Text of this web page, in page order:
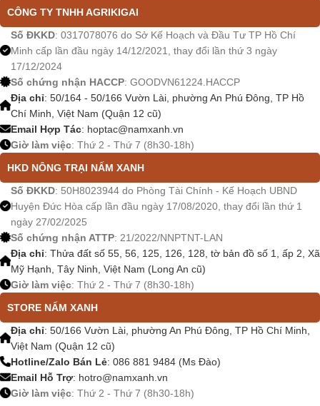
CÔNG TY TNHH AGRIKIGAI
Số ĐKKD: 0317078076 do Sở Kế Hoạch và Đầu Tư TP Hồ Chí
Minh cấp lần đầu ngày 14/12/2021, thay đổi lần thứ 3 ngày
17/12/2024
Số chứng nhận HACCP: GOODVN61224.HACCP
Địa chỉ: 50/164 - 50/166 Vườn Lài, phường An Phú Đông, TP Hồ
Chí Minh, Việt Nam (Quận 12 cũ)
Email Hợp Tác: hoptac@namxanh.vn
Giờ làm việc: Thứ 2 - Thứ 7 (8h30-18h)
HKD NÔNG TRẠI NẤM XANH
Số ĐKKD: 50H8023944 do Phòng Tài Chính - Kế Hoạch UBND
Huyện Đức Hòa cấp lần đầu ngày 17/08/2020, thay đổi lần thứ 1
ngày 27/02/2025
Số chứng nhận ATTP: 21/2022/NNPTNT-LAN
Địa chỉ: Thửa đất số 55, 56, 125, 126, 128, tờ bản đồ số 1, ấp 2, Xã
Mỹ Hạnh, Tây Ninh, Việt Nam (Long An cũ)
Giờ làm việc: Thứ 2 - Thứ 7 (8h30-18h)
STORE NẤM XANH
Địa chỉ: 50/166 Vườn Lài, phường An Phú Đông, TP Hồ Chí Minh,
Việt Nam (Quận 12 cũ)
Hotline/Zalo Bán Lẻ: 086 881 9484 (Ms Đào)
Email Hỗ Trợ: hotro@namxanh.vn
Giờ làm việc: Thứ 2 - Thứ 7 (8h30-18h)